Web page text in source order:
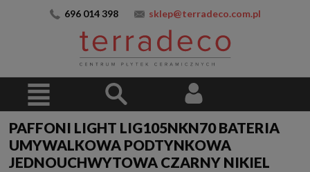
696 014 398 sklep@terradeco.com.pl
PAFFONI LIGHT LIG105NKN70 BATERIA
UMYWALKOWA PODTYNKOWA
JEDNOUCHWYTOWA CZARNY NIKIEL